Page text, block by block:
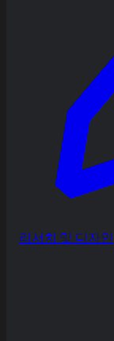
리서치 및 디자인